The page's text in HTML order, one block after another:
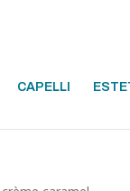
CAPELLI